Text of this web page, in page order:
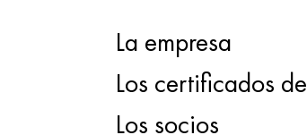
La empresa
Los certificados de
Los socios